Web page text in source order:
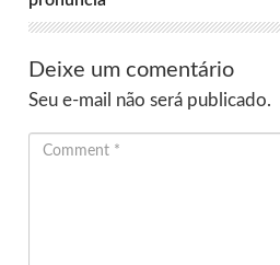
Deixe um comentário
Seu e-mail não será publicado.